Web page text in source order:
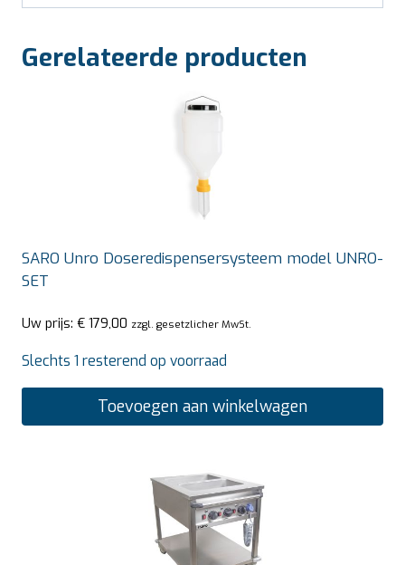
Gerelateerde producten
SARO Unro Doseredispensersysteem model UNRO-
SET
Uw prijs: € 179,00 zzgl. gesetzlicher MwSt.
Slechts 1 resterend op voorraad
Toevoegen aan winkelwagen